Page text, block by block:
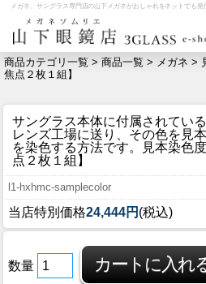
メガネ、サングラス専門店の山下メガネがおしゃれをネットでも発
お問い合わせ
メディア
MEDIA
アクセス
ACCESS
商品カテゴリ一覧 > 商品一覧 > メガネ >
焦点２枚１組】
サングラス本体に付属されてい
レンズ工場に送り、その色を見
を染色する方法です。
見本染色
点２枚１組】
l1-hxhmc-samplecolor
当店特別価格24,444円 (税込)
数量